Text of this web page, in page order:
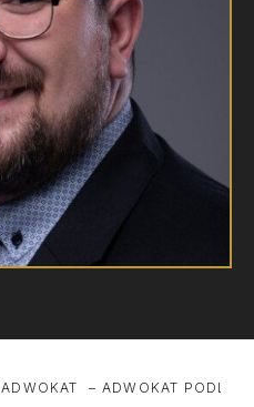
ADWOKAT ADWOKAT